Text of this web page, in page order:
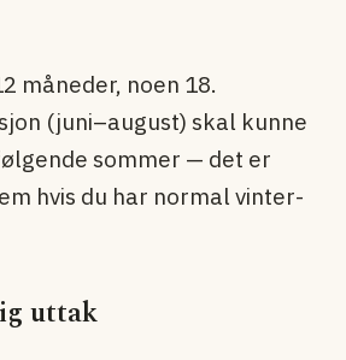
måneder, noen 18.
(juni–august) skal kunne
sommer — det er
hvis du har normal vinter-
uttak